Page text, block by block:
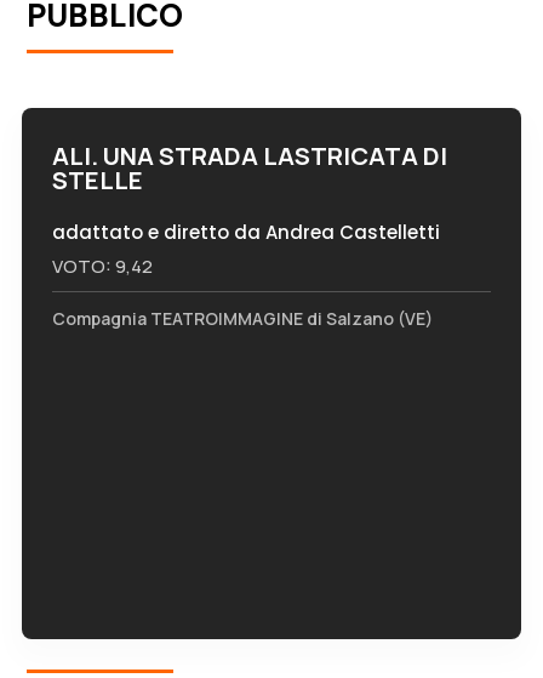
PUBBLICO
ALI. UNA STRADA LASTRICATA DI
STELLE
adattato e diretto da Andrea Castelletti
VOTO: 9,42
Compagnia TEATROIMMAGINE di Salzano (VE)